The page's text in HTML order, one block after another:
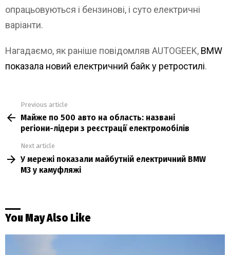
опрацьовуються і бензинові, і суто електричні
варіанти.
Нагадаємо, як раніше повідомляв AUTOGEEK, BMW
показала новий електричний байк у ретростилі.
more
Previous article
Майже по 500 авто на область: названі
регіони-лідери з реєстрації електромобілів
Next article
У мережі показали майбутній електричний BMW
M3 у камуфляжі
You May Also Like